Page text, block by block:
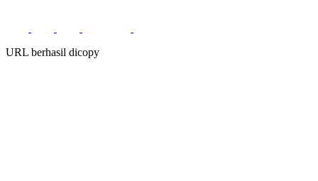
URL berhasil dicopy